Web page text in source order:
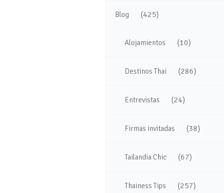
Blog (425)
Alojamientos (10)
Destinos Thai (286)
Entrevistas (24)
Firmas invitadas (38)
Tailandia Chic (67)
Thainess Tips (257)